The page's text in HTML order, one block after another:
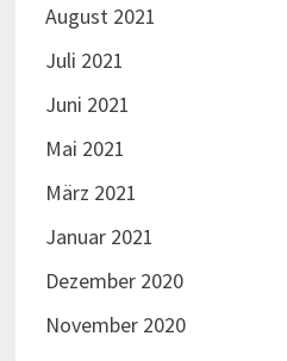
August 2021
Juli 2021
Juni 2021
Mai 2021
März 2021
Januar 2021
Dezember 2020
November 2020